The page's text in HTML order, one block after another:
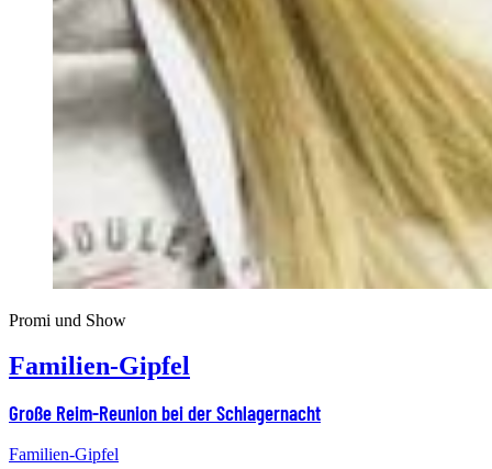
Promi und Show
Familien-Gipfel
Große Reim-Reunion bei der Schlagernacht
Familien-Gipfel